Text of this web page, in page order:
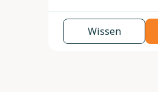
Wissen